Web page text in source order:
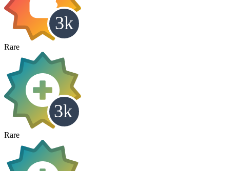
Rare
Rare